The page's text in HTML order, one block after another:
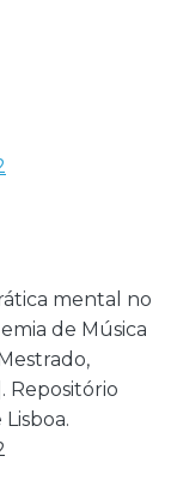
mental no
de Música
Repositório